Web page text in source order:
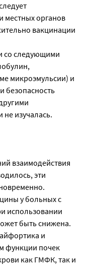
местных органов
вакцинации
со следующими
микроэмульсии) и
безопасность
изучалась.
взаимодействия
эти
у больных с
использовании
быть снижена.
и
функции почек
как ГМФК, так и